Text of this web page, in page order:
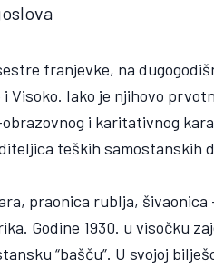
franjevke, na
Visoko. Iako je njihovo
i karitativnog
teških samostanskih
praonica rublja, šivaonica
Godine 1930. u visočku
“bašču”. U svojoj